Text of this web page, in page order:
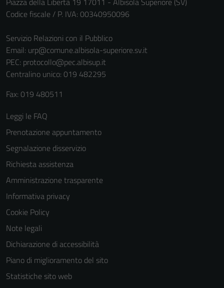
Codice fiscale / P. IVA: 00340950096
Servizio Relazioni con il Pubblico
Email: urp@comune.albisola-superiore.sv.it
PEC: protocollo@pec.albisup.it
Centralino unico: 019 482295
Fax: 019 480511
Leggi le FAQ
Prenotazione appuntamento
Segnalazione disservizio
Richiesta assistenza
Amministrazione trasparente
Informativa privacy
Cookie Policy
Note legali
Dichiarazione di accessibilità
Piano di miglioramento del sito
Statistiche sito web